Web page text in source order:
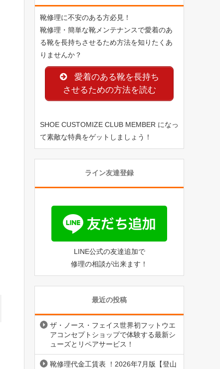
靴修理に不安のある方必見！
靴修理・簡単な靴メンテナンスで愛着のあ
る靴を長持ちさせるため方法を知りたくあ
りませんか？
愛着のある靴を長持ち
させるための方法を読む
SHOE CUSTOMIZE CLUB MEMBER になっ
て素敵な特典をゲットしましょう！
ライン友達登録
LINE公式の友達追加で
修理の相談が出来ます！
最近の投稿
ザ・ノース・フェイス世界初フットウエ
アコンセプトショップで体験する最新シ
ューズとリペアサービス！
靴修理代金工賃表 ！2026年7月版【登山